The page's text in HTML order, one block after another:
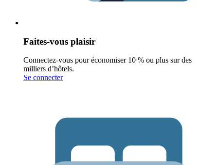
Faites-vous plaisir
Connectez-vous pour économiser 10 % ou plus sur des
milliers d’hôtels.
Se connecter